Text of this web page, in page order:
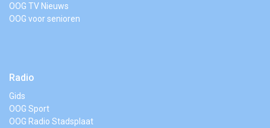
OOG TV Nieuws
OOG voor senioren
Radio
Gids
OOG Sport
OOG Radio Stadsplaat